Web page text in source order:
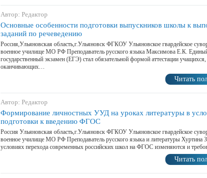
Автор: Редактор
Основные особенности подготовки выпускников школы к
заданий по речеведению
Россия,Ульяновская область,г.Ульяновск ФГКОУ Ульяновское гвардейское
военное училище МО РФ Преподаватель русского языка Максимова Е.К.
государственный экзамен (ЕГЭ) стал обязательной формой аттестации учащихся,
оканчивающих…
Читать
Автор: Редактор
Формирование личностных УУД на уроках литературы в
подготовки к введению ФГОС
Россия Ульяновская область,г.Ульяновск ФГКОУ Ульяновское гвардейское
военное училище МО РФ Преподаватель русского языка и литературы Хуртина
условиях перехода современных российских школ на ФГОС изменяются и
Читать